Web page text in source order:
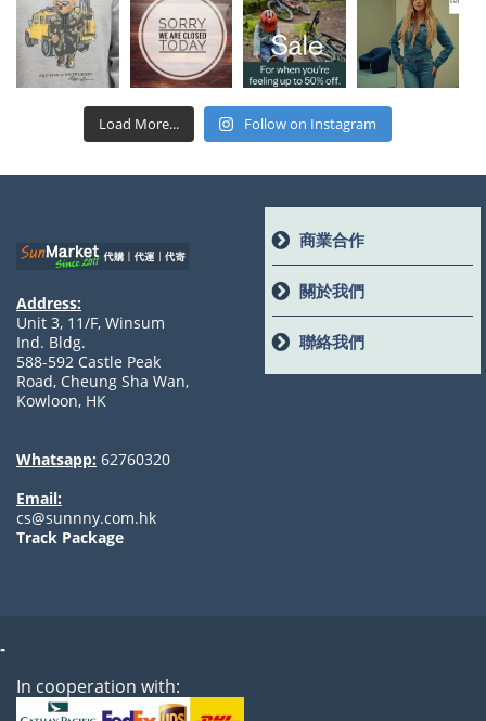
Load More... Follow on Instagram
Address:
Unit 3, 11/F, Winsum
Ind. Bldg.
588-592 Castle Peak
Road, Cheung Sha Wan,
Kowloon, HK
Whatsapp: 62760320
Email:
cs@sunnny.com.hk
Track Package
商業合作
關於我們
聯絡我們
-
In cooperation with: